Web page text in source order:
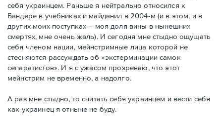
себя украинцем. Раньше я нейтрально относился к
Бандере в учебниках и майданил в 2004-м (и в этом, и в
других моих поступках – моя доля вины в нынешних
смертях, мне очень жаль). И сегодня мне стыдно ощущать
себя членом нации, мейнстримные лица которой не
стесняются рассуждать об «экстерминации самок
сепаратистов». И я с ужасом прозреваю, что этот
мейнстрим не временно, а надолго.
А раз мне стыдно, то считать себя украинцем и вести себя
как украинец я отныне не буду.